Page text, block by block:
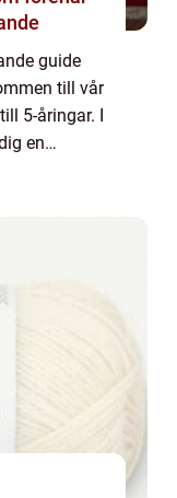
guide
till vår
5-åringar. I
en